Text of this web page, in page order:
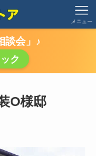
メニュー
談会」♪
ク
O様邸